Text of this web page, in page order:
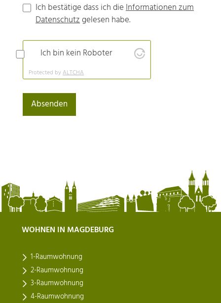
Ich bestätige dass ich dieInformationen zum
Datenschutzgelesen habe.
Ich bin kein Roboter
Protected byALTCHA
WOHNEN IN MAGDEBURG
1-Raumwohnung
2-Raumwohnung
3-Raumwohnung
4-Raumwohnung